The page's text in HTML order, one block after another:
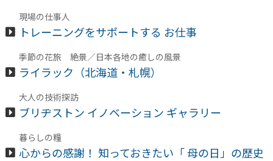
現場の仕事人
トレーニングをサポートする お仕事
季節の花旅 絶景／日本各地の癒しの風景
ライラック（北海道・札幌）
大人の技術探訪
ブリヂストン イノベーション ギャラリー
暮らしの糧
心からの感謝！ 知っておきたい「 母の日」の歴史